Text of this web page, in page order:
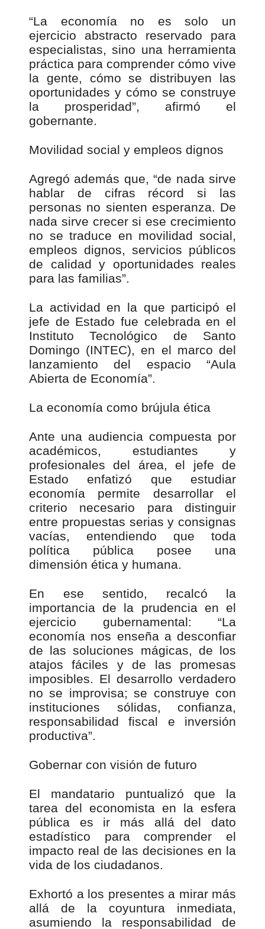
“La economía no es solo un
ejercicio abstracto reservado para
especialistas, sino una herramienta
práctica para comprender cómo vive
la gente, cómo se distribuyen las
oportunidades y cómo se construye
la prosperidad”, afirmó el
gobernante.
Movilidad social y empleos dignos
Agregó además que, “de nada sirve
hablar de cifras récord si las
personas no sienten esperanza. De
nada sirve crecer si ese crecimiento
no se traduce en movilidad social,
empleos dignos, servicios públicos
de calidad y oportunidades reales
para las familias”.
La actividad en la que participó el
jefe de Estado fue celebrada en el
Instituto Tecnológico de Santo
Domingo (INTEC), en el marco del
lanzamiento del espacio “Aula
Abierta de Economía”.
La economía como brújula ética
Ante una audiencia compuesta por
académicos, estudiantes y
profesionales del área, el jefe de
Estado enfatizó que estudiar
economía permite desarrollar el
criterio necesario para distinguir
entre propuestas serias y consignas
vacías, entendiendo que toda
política pública posee una
dimensión ética y humana.
En ese sentido, recalcó la
importancia de la prudencia en el
ejercicio gubernamental: “La
economía nos enseña a desconfiar
de las soluciones mágicas, de los
atajos fáciles y de las promesas
imposibles. El desarrollo verdadero
no se improvisa; se construye con
instituciones sólidas, confianza,
responsabilidad fiscal e inversión
productiva”.
Gobernar con visión de futuro
El mandatario puntualizó que la
tarea del economista en la esfera
pública es ir más allá del dato
estadístico para comprender el
impacto real de las decisiones en la
vida de los ciudadanos.
Exhortó a los presentes a mirar más
allá de la coyuntura inmediata,
asumiendo la responsabilidad de